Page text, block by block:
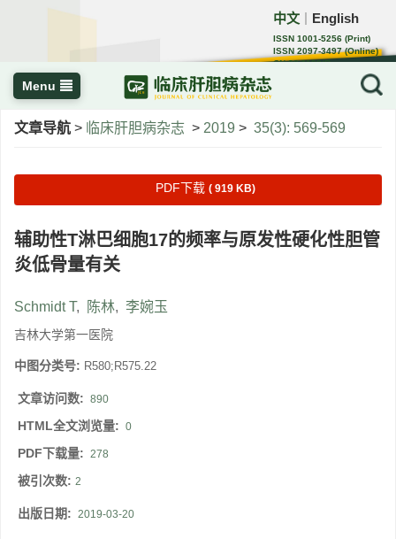
中文 English
ISSN 1001-5256 (Print)
ISSN 2097-3497 (Online)
CN 22-1108/R
Menu
文章导航 > 临床肝胆病杂志 > 2019 > 35(3): 569-569
PDF下载 ( 919 KB)
辅助性T淋巴细胞17的频率与原发性硬化性胆管
炎低骨量有关
Schmidt T, 陈林, 李婉玉
吉林大学第一医院
中图分类号: R580;R575.22
文章访问数: 890
HTML全文浏览量: 0
PDF下载量: 278
被引次数: 2
出版日期: 2019-03-20